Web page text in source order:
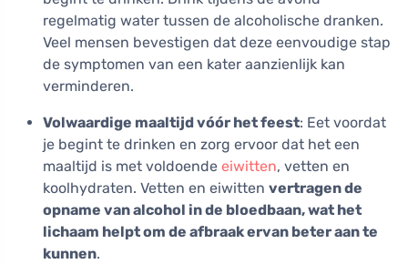
regelmatig water tussen de alcoholische dranken.
Veel mensen bevestigen dat deze eenvoudige stap
de symptomen van een kater aanzienlijk kan
verminderen.
Volwaardige maaltijd vóór het feest: Eet voordat
je begint te drinken en zorg ervoor dat het een
maaltijd is met voldoende eiwitten, vetten en
koolhydraten. Vetten en eiwitten vertragen de
opname van alcohol in de bloedbaan, wat het
lichaam helpt om de afbraak ervan beter aan te
kunnen.